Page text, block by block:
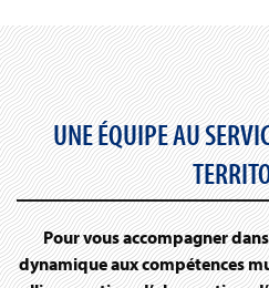
UNE ÉQUIPE AU
Pour vous accompagner
dynamique aux compétences